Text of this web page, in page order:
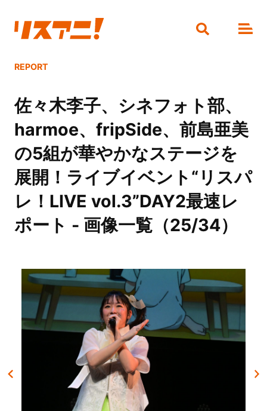
REPORT
佐々木李子、シネフォト部、
harmoe、fripSide、前島亜美
の5組が華やかなステージを
展開！ライブイベント“リスパ
レ！LIVE vol.3”DAY2最速レ
ポート - 画像一覧（25/34）